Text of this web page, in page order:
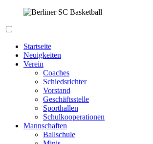
springen
Startseite
Neuigkeiten
Verein
Coaches
Schiedsrichter
Vorstand
Geschäftsstelle
Sporthallen
Schulkooperationen
Mannschaften
Ballschule